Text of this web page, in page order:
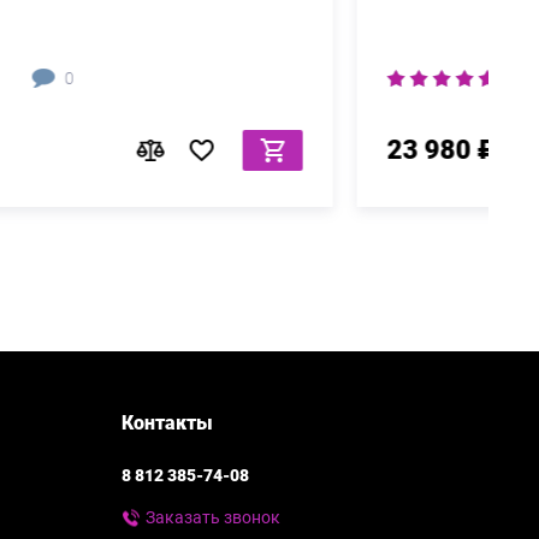
Контакты
8 812 385-74-08
Заказать звонок